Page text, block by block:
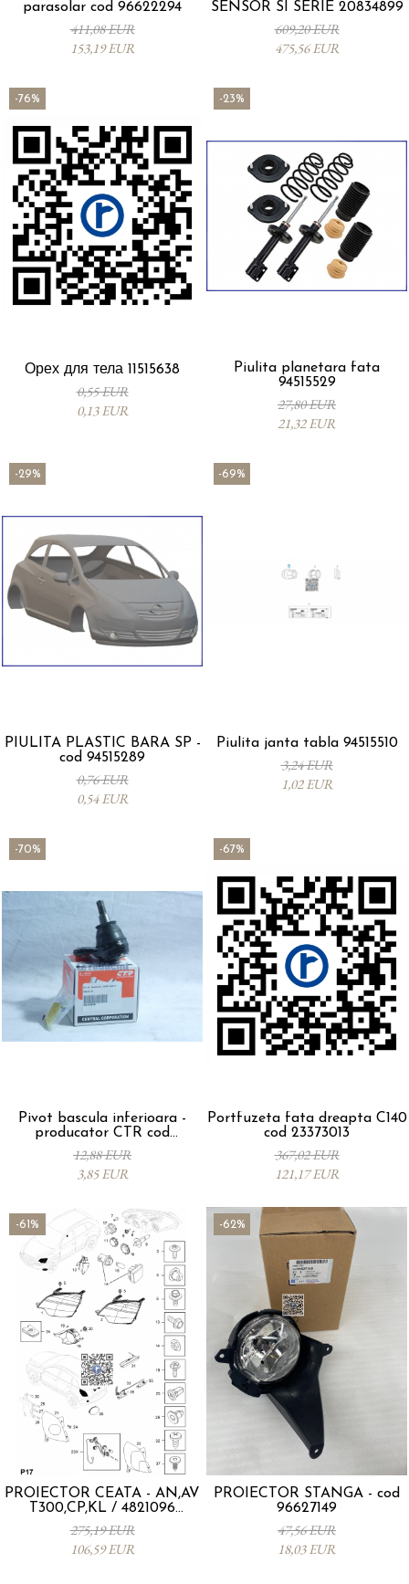
parasolar cod 96622294
411,08 EUR
153,19 EUR
SENSOR SI SERIE 20834899
609,20 EUR
475,56 EUR
-76%
Орех для тела 11515638
0,55 EUR
0,13 EUR
-23%
Piulita planetara fata
94515529
27,80 EUR
21,32 EUR
-29%
PIULITA PLASTIC BARA SP -
cod 94515289
0,76 EUR
0,54 EUR
-69%
Piulita janta tabla 94515510
3,24 EUR
1,02 EUR
-70%
Pivot bascula inferioara -
producator CTR cod
96852964
12,88 EUR
3,85 EUR
-67%
Portfuzeta fata dreapta C140
cod 23373013
367,02 EUR
121,17 EUR
-61%
PROIECTOR CEATA - AN,AV
T300,CP,KL / 4821096
42548992
275,19 EUR
106,59 EUR
-62%
PROIECTOR STANGA - cod
96627149
47,56 EUR
18,03 EUR